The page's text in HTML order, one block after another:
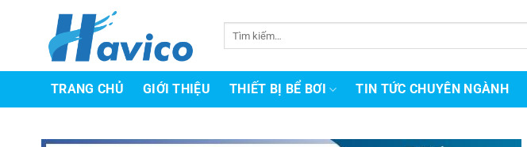
dung
TRANG CHỦ GIỚI THIỆU THIẾT BỊ BỂ BƠI TIN TỨC CHUYÊN NGÀNH